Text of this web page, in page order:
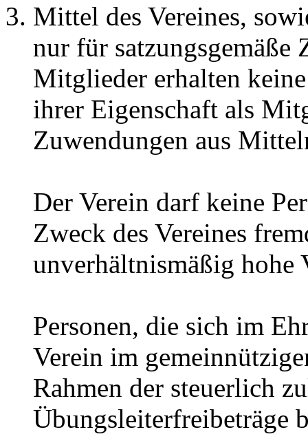
Mittel des Vereines,
nur für satzungsgemäße
Mitglieder erhalten
ihrer Eigenschaft als
Zuwendungen aus
Der Verein darf keine
Zweck des Vereines
unverhältnismäßig hohe
Personen, die sich im
Verein im
Rahmen der steuerlich
Übungsleiterfreibeträge